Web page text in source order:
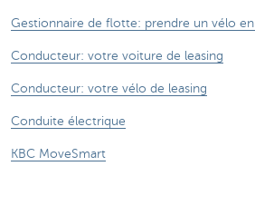
Gestionnaire de flotte: prendre un vélo en
Conducteur: votre voiture de leasing
Conducteur: votre vélo de leasing
Conduite électrique
KBC MoveSmart